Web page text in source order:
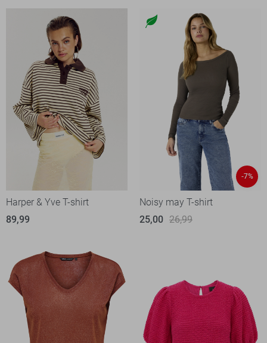
Harper & Yve T-shirt
89,99
-7%
Noisy may T-shirt
25,00 26,99